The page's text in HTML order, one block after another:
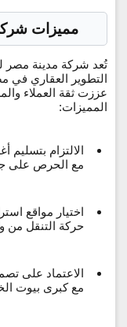
مميزات
تُعد شركة مدينة مصر
التطوير العقاري في
عززت ثقة العملاء
المميزات:
الالتزام
مع الحرص على
اختيار مواقع
حركة التنقل من
الاعتماد على
مع كبرى بيوت